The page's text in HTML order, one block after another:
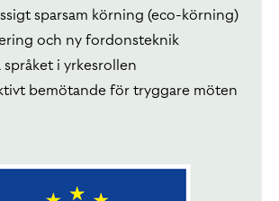
sparsam körning (eco-körning)
och ny fordonsteknik
språket i yrkesrollen
bemötande för tryggare möten